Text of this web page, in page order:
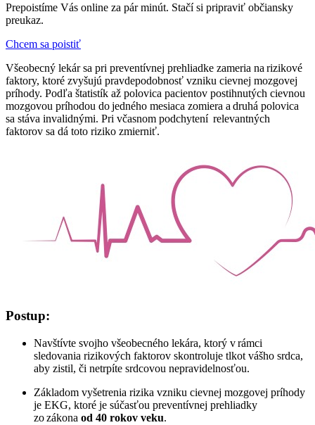
Prepoistíme Vás online za pár minút. Stačí si pripraviť občiansky
preukaz.
Chcem sa poistiť
Všeobecný lekár sa pri preventívnej prehliadke zameria na rizikové
faktory, ktoré zvyšujú pravdepodobnosť vzniku cievnej mozgovej
príhody. Podľa štatistík až polovica pacientov postihnutých cievnou
mozgovou príhodou do jedného mesiaca zomiera a druhá polovica
sa stáva invalidnými. Pri včasnom podchytení relevantných
faktorov sa dá toto riziko zmierniť.
Postup:
Navštívte svojho všeobecného lekára, ktorý v rámci
sledovania rizikových faktorov skontroluje tlkot vášho srdca,
aby zistil, či netrpíte srdcovou nepravidelnosťou.
Základom vyšetrenia rizika vzniku cievnej mozgovej príhody
je EKG, ktoré je súčasťou preventívnej prehliadky
zo zákona od 40 rokov veku.